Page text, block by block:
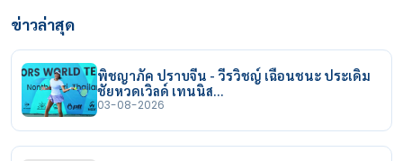
ข่าวล่าสุด
พิชญาภัค ปราบจีน - วีรวิชญ์ เฉือนชนะ ประเดิม
ชัยหวดเวิลด์ เทนนิส…
03-08-2026